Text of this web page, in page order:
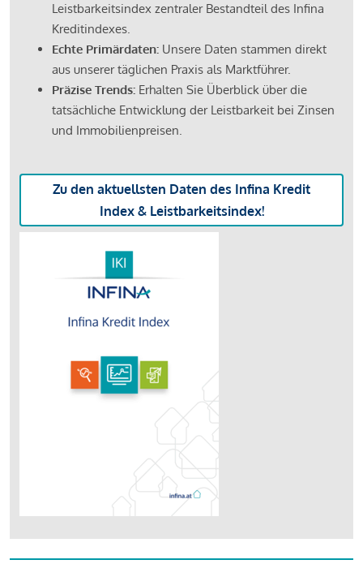
Leistbarkeitsindex zentraler Bestandteil des Infina
Kreditindexes.
Echte Primärdaten: Unsere Daten stammen direkt
aus unserer täglichen Praxis als Marktführer.
Präzise Trends: Erhalten Sie Überblick über die
tatsächliche Entwicklung der Leistbarkeit bei Zinsen
und Immobilienpreisen.
Zu den aktuellsten Daten des Infina Kredit
Index & Leistbarkeitsindex!